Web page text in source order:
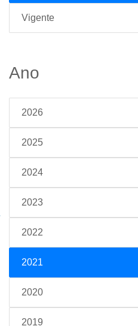
Vigente
Ano
2026
2025
2024
2023
2022
2021
2020
2019